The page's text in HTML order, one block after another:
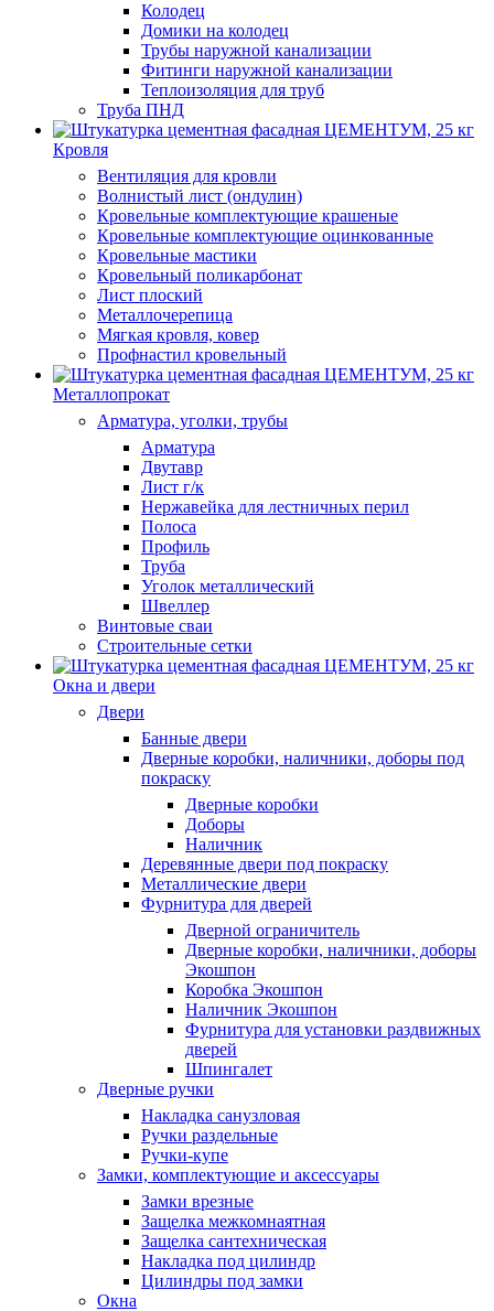
Колодец
Домики на колодец
Трубы наружной канализации
Фитинги наружной канализации
Теплоизоляция для труб
Труба ПНД
Кровля
Вентиляция для кровли
Волнистый лист (ондулин)
Кровельные комплектующие крашеные
Кровельные комплектующие оцинкованные
Кровельные мастики
Кровельный поликарбонат
Лист плоский
Металлочерепица
Мягкая кровля, ковер
Профнастил кровельный
Металлопрокат
Арматура, уголки, трубы
Арматура
Двутавр
Лист г/к
Нержавейка для лестничных перил
Полоса
Профиль
Труба
Уголок металлический
Швеллер
Винтовые сваи
Строительные сетки
Окна и двери
Двери
Банные двери
Дверные коробки, наличники, доборы под
покраску
Дверные коробки
Доборы
Наличник
Деревянные двери под покраску
Металлические двери
Фурнитура для дверей
Дверной ограничитель
Дверные коробки, наличники, доборы
Экошпон
Коробка Экошпон
Наличник Экошпон
Фурнитура для установки раздвижных
дверей
Шпингалет
Дверные ручки
Накладка санузловая
Ручки раздельные
Ручки-купе
Замки, комплектующие и аксессуары
Замки врезные
Защелка межкомнаятная
Защелка сантехническая
Накладка под цилиндр
Цилиндры под замки
Окна